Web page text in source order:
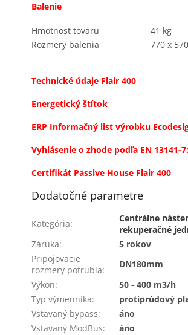
Balenie
Hmotnosť tovaru
41 kg
Rozmery balenia
770 x
Technické údaje Flair 400
Energetický štítok
ERP Informačný list výrobku
Vyhlásenie o zhode podľa EN 13141-
Certifikát Passive House Flair 400
Dodatočné parametre
Kategória:
Centrálne
rekuperačné
Záruka:
5 rokov
Pripojovacie
rozmery potrubia:
DN180mm
Výkon:
50 - 400 m3/h
Typ výmenníka:
protiprúdový
Vstavaný bypass:
áno
Vstavaný ModBus:
áno